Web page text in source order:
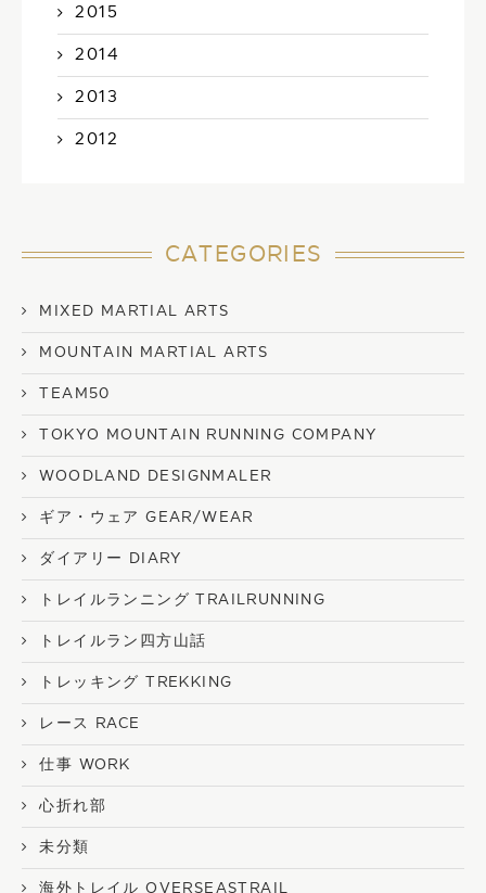
2015
2014
2013
2012
CATEGORIES
MIXED MARTIAL ARTS
MOUNTAIN MARTIAL ARTS
TEAM50
TOKYO MOUNTAIN RUNNING COMPANY
WOODLAND DESIGNMALER
ギア・ウェア GEAR/WEAR
ダイアリー DIARY
トレイルランニング TRAILRUNNING
トレイルラン四方山話
トレッキング TREKKING
レース RACE
仕事 WORK
心折れ部
未分類
海外トレイル OVERSEASTRAIL